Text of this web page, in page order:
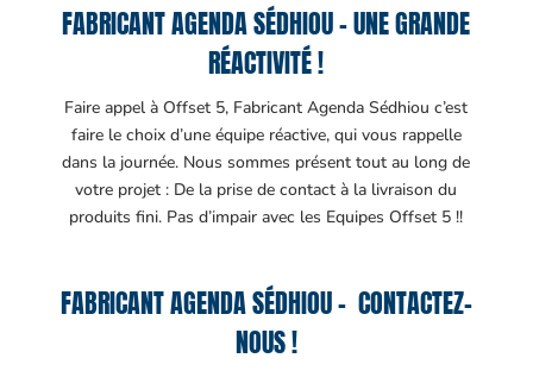
FABRICANT AGENDA SÉDHIOU – UNE GRANDE
RÉACTIVITÉ !
Faire appel à Offset 5, Fabricant Agenda Sédhiou c’est
faire le choix d’une équipe réactive, qui vous rappelle
dans la journée. Nous sommes présent tout au long de
votre projet : De la prise de contact à la livraison du
produits fini. Pas d’impair avec les Equipes Offset 5 !!
FABRICANT AGENDA SÉDHIOU – CONTACTEZ-
NOUS !